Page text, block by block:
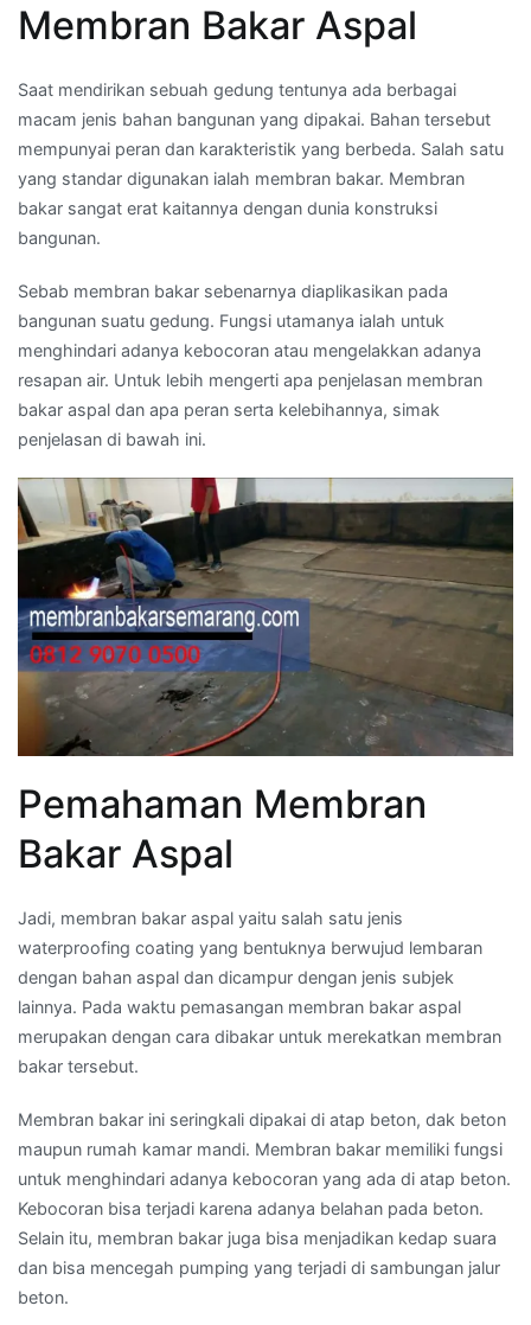
Membran Bakar Aspal
Saat mendirikan sebuah gedung tentunya ada berbagai
macam jenis bahan bangunan yang dipakai. Bahan tersebut
mempunyai peran dan karakteristik yang berbeda. Salah satu
yang standar digunakan ialah membran bakar. Membran
bakar sangat erat kaitannya dengan dunia konstruksi
bangunan.
Sebab membran bakar sebenarnya diaplikasikan pada
bangunan suatu gedung. Fungsi utamanya ialah untuk
menghindari adanya kebocoran atau mengelakkan adanya
resapan air. Untuk lebih mengerti apa penjelasan membran
bakar aspal dan apa peran serta kelebihannya, simak
penjelasan di bawah ini.
Pemahaman Membran
Bakar Aspal
Jadi, membran bakar aspal yaitu salah satu jenis
waterproofing coating yang bentuknya berwujud lembaran
dengan bahan aspal dan dicampur dengan jenis subjek
lainnya. Pada waktu pemasangan membran bakar aspal
merupakan dengan cara dibakar untuk merekatkan membran
bakar tersebut.
Membran bakar ini seringkali dipakai di atap beton, dak beton
maupun rumah kamar mandi. Membran bakar memiliki fungsi
untuk menghindari adanya kebocoran yang ada di atap beton.
Kebocoran bisa terjadi karena adanya belahan pada beton.
Selain itu, membran bakar juga bisa menjadikan kedap suara
dan bisa mencegah pumping yang terjadi di sambungan jalur
beton.